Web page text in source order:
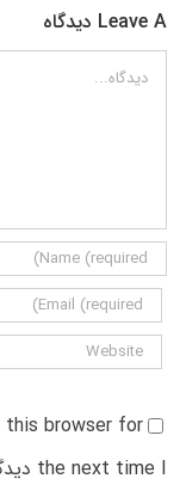
Leave A دیدگاه
دیدگاه
this browser for
the next time I دیدگاه.